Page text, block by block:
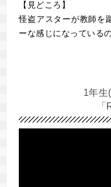
【見どころ】
怪盗アスターが教師を
ーな感じになっている
1年生